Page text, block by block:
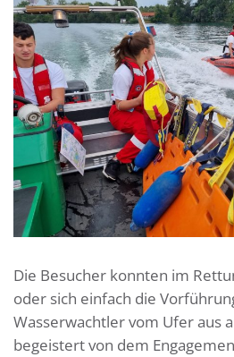
Die Besucher konnten im
oder sich einfach die
Wasserwachtler vom Ufer aus
begeistert von dem